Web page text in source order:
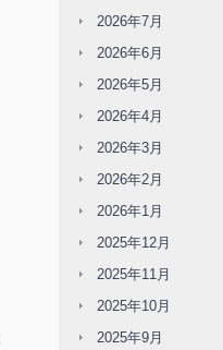
2026年7月
2026年6月
2026年5月
2026年4月
2026年3月
2026年2月
2026年1月
2025年12月
2025年11月
2025年10月
2025年9月